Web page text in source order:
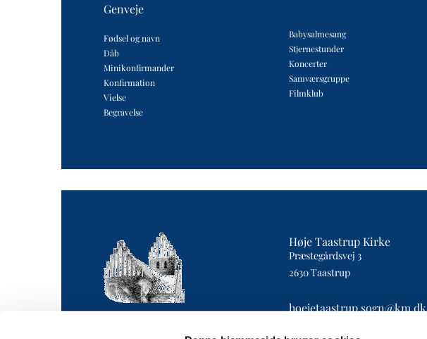
Genveje
Fødsel og navn
Dåb
Minikonfirmander
Konfirmation
Vielse
Begravelse
Babysalmesang
Stjernestunder
Koncerter
Samværsgruppe
Filmklub
Høje Taastrup Kirke
Præstegårdsvej 3
2630 Taastrup
hoejetaastrup.sogn@km.dk